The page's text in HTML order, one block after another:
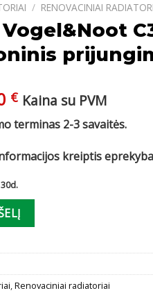
/ RENOVACINIAI
€.
€Current
price
is:
484.40 €.
Kaina su PVM
terminas 2-3 savaitės.
kreiptis
Vogel&Noot C33, 550x2400
,Renovaciniai radiatoriai